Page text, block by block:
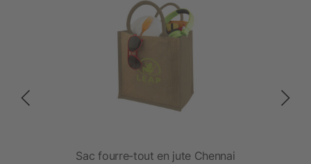
Sac fourre-tout en jute Chennai